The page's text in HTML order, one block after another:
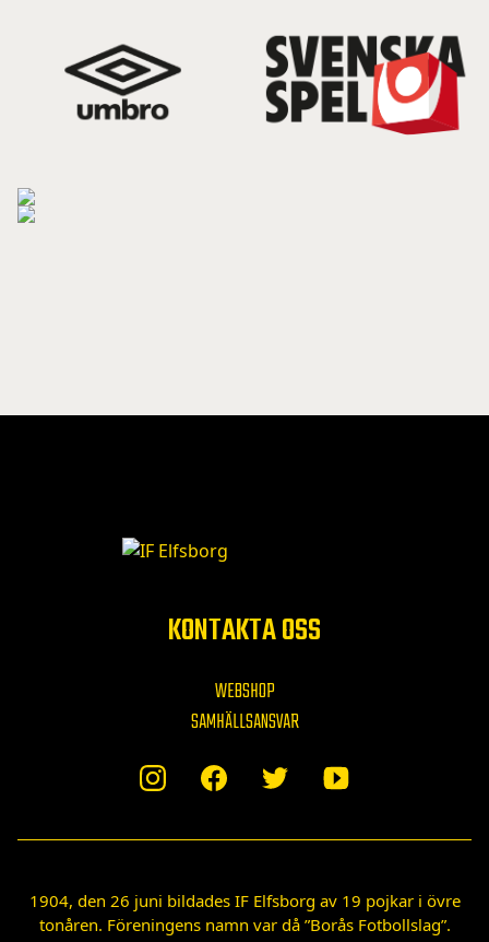
KONTAKTA OSS
WEBSHOP
SAMHÄLLSANSVAR
1904, den 26 juni bildades IF Elfsborg av 19 pojkar i övre
tonåren. Föreningens namn var då ”Borås Fotbollslag”.